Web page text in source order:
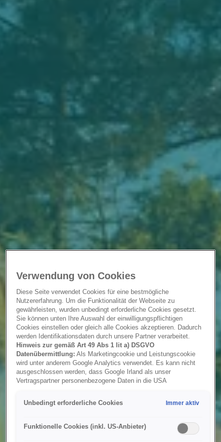
Verwendung von Cookies
Diese Seite verwendet Cookies für eine bestmögliche
Nutzererfahrung. Um die Funktionalität der Webseite zu
gewährleisten, wurden unbedingt erforderliche Cookies gesetzt.
Sie können unten Ihre Auswahl der einwilligungspflichtigen
Cookies einstellen oder gleich alle Cookies akzeptieren. Dadurch
werden Identifikationsdaten durch unsere Partner verarbeitet.
Hinweis zur gemäß Art 49 Abs 1 lit a) DSGVO
Datenübermittlung: Als Marketingcookie und Leistungscookie
wird unter anderem Google Analytics verwendet. Es kann nicht
ausgeschlossen werden, dass Google Irland als unser
Vertragspartner personenbezogene Daten in die USA
besteht kein der Europäischen Union der Sache nach
gleichwertiges Datenschutzniveau und es fehlt an einem
Hieraus können sich für Sie Risiken ergeben, weil Sie Ihre Rechte
als Betroffener in den USA nicht wirksam durchsetzen können, in
Unbedingt erforderliche Cookies Immer aktiv
Funktionelle Cookies (inkl. US-Anbieter)